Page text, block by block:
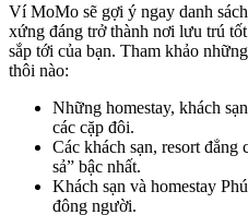
Ví MoMo sẽ gợi ý ngay danh
xứng đáng trở thành nơi lưu trú
sắp tới của bạn. Tham khảo
thôi nào:
Những homestay, khách
các cặp đôi.
Các khách sạn, resort đẳng
sả” bậc nhất.
Khách sạn và homestay
đông người.